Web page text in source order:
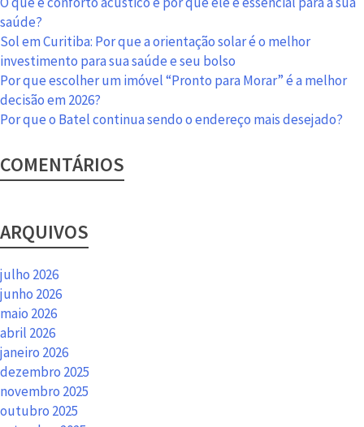
saúde?
Sol em Curitiba: Por que a orientação solar é o melhor
investimento para sua saúde e seu bolso
Por que escolher um imóvel “Pronto para Morar” é a melhor
decisão em 2026?
Por que o Batel continua sendo o endereço mais desejado?
COMENTÁRIOS
ARQUIVOS
julho 2026
junho 2026
maio 2026
abril 2026
janeiro 2026
dezembro 2025
novembro 2025
outubro 2025